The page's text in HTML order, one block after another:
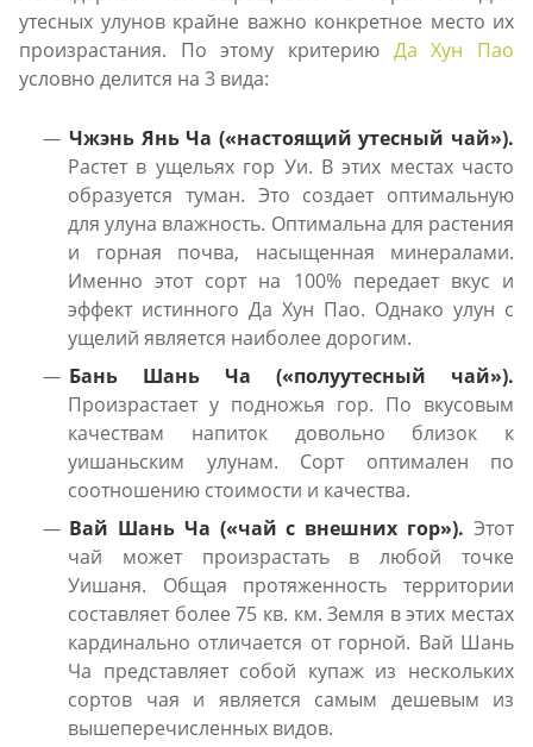
утесных улунов крайне важно конкретное место их
произрастания. По этому критерию Да Хун Пао
условно делится на 3 вида:
Чжэнь Янь Ча («настоящий утесный чай»).
Растет в ущельях гор Уи. В этих местах часто
образуется туман. Это создает оптимальную
для улуна влажность. Оптимальна для растения
и горная почва, насыщенная минералами.
Именно этот сорт на 100% передает вкус и
эффект истинного Да Хун Пао. Однако улун с
ущелий является наиболее дорогим.
Бань Шань Ча («полуутесный чай»).
Произрастает у подножья гор. По вкусовым
качествам напиток довольно близок к
уишаньским улунам. Сорт оптимален по
соотношению стоимости и качества.
Вай Шань Ча («чай с внешних гор»). Этот
чай может произрастать в любой точке
Уишаня. Общая протяженность территории
составляет более 75 кв. км. Земля в этих местах
кардинально отличается от горной. Вай Шань
Ча представляет собой купаж из нескольких
сортов чая и является самым дешевым из
вышеперечисленных видов.